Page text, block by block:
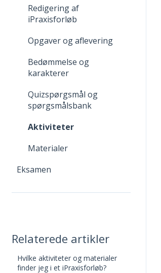
Redigering af
iPraxisforløb
Opgaver og aflevering
Bedømmelse og
karakterer
Quizspørgsmål og
spørgsmålsbank
Aktiviteter
Materialer
Eksamen
Relaterede artikler
Hvilke aktiviteter og materialer
finder jeg i et iPraxisforløb?